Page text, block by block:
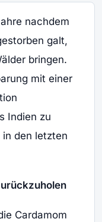
nachdem
galt,
bringen.
mit einer
Indien zu
den letzten
Cardamom